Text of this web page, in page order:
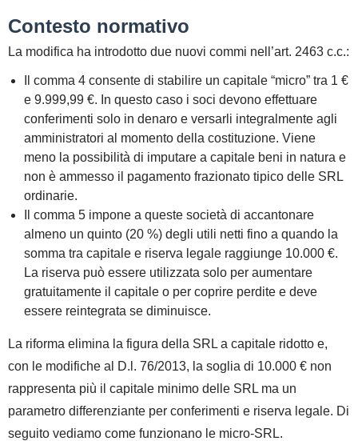
Contesto normativo
La modifica ha introdotto due nuovi commi nell’art. 2463 c.c.:
comma 4 consente di stabilire un capitale “micro” tra 1 €
e 9.999,99 €. In questo caso i soci devono effettuare
conferimenti solo in denaro e versarli integralmente agli
amministratori al momento della costituzione. Viene
meno la possibilità di imputare a capitale beni in natura e
non è ammesso il pagamento frazionato tipico delle SRL
ordinarie.
comma 5 impone a queste società di accantonare
almeno un quinto (20 %) degli utili netti fino a quando la
somma tra capitale e riserva legale raggiunge 10.000 €.
La riserva può essere utilizzata solo per aumentare
gratuitamente il capitale o per coprire perdite e deve
essere reintegrata se diminuisce.
La riforma elimina la figura della SRL a capitale ridotto e,
con le modifiche al D.l. 76/2013, la soglia di 10.000 € non
rappresenta più il capitale minimo delle SRL ma un
parametro differenziante per conferimenti e riserva legale. Di
seguito vediamo come funzionano le micro‑SRL.